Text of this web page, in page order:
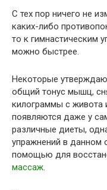
С тех пор ничего не
каких-либо
то к гимнастическим
можно быстрее.
Некоторые
общий тонус мышц,
килограммы с живота
появляются даже у
различные диеты,
упражнений в данном
помощью для
массаж.